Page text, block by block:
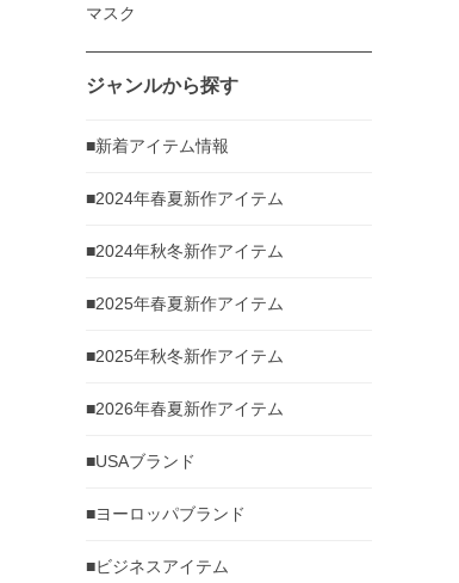
マスク
ジャンルから探す
■新着アイテム情報
■2024年春夏新作アイテム
■2024年秋冬新作アイテム
■2025年春夏新作アイテム
■2025年秋冬新作アイテム
■2026年春夏新作アイテム
■USAブランド
■ヨーロッパブランド
■ビジネスアイテム